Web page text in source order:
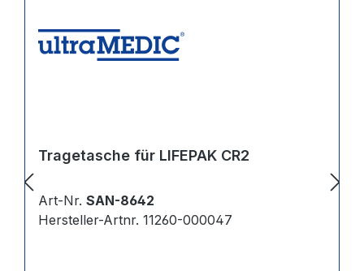
Tragetasche für LIFEPAK CR2
Art-Nr. SAN-8642
Hersteller-Artnr. 11260-000047